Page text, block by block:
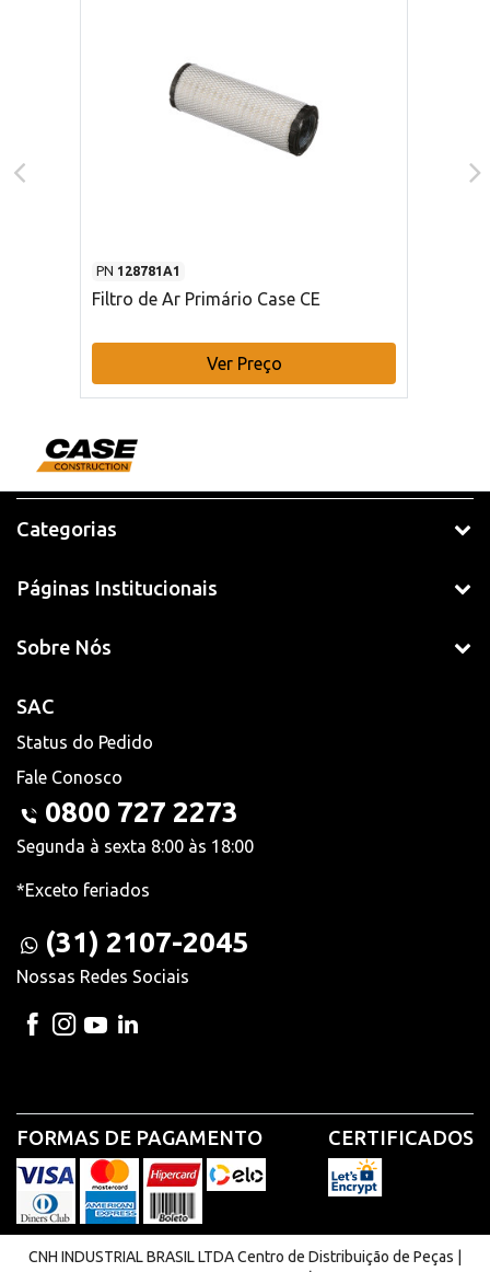
PN 128781A1
Filtro de Ar Primário Case CE
Ver Preço
Categorias
Páginas Institucionais
Sobre Nós
SAC
Status do Pedido
Fale Conosco
0800 727 2273
Segunda à sexta 8:00 às 18:00
*Exceto feriados
(31) 2107-2045
Nossas Redes Sociais
FORMAS DE PAGAMENTO CERTIFICADOS
CNH INDUSTRIAL BRASIL LTDA Centro de Distribuição de Peças |